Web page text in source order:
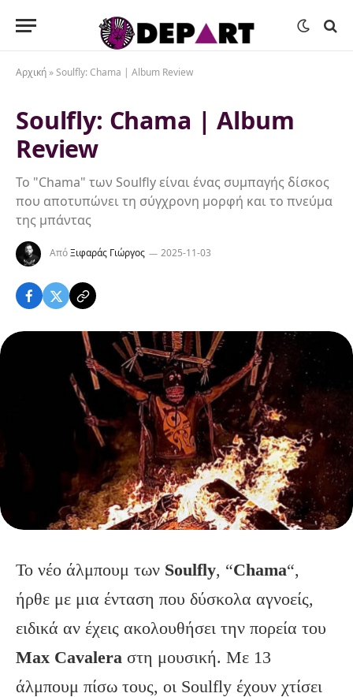
Αρχική »Soulfly: Chama | Album Review
Soulfly: Chama | Album
Review
Το "Chama" των Soulfly είναι ένας συμπαγής δίσκος
που αποτυπώνει τη σύγχρονη μορφή και το πνεύμα
της μπάντας
ΑπόΞιφαράς Γιώργος 2025-11-03
Το νέο άλμπουμ των Soulfly, “Chama“,
ήρθε με μια ένταση που δύσκολα αγνοείς,
ειδικά αν έχεις ακολουθήσει την πορεία του
Max Cavalera στη μουσική. Με 13
άλμπουμ πίσω τους, οι Soulfly έχουν χτίσει